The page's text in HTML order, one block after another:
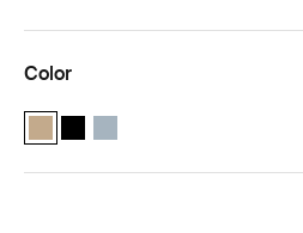
Color
Thule AllTrail Daypack 22L Caqui
Thule AllTrail Daypack 22L Negro
Thule AllTrail Daypack 22L